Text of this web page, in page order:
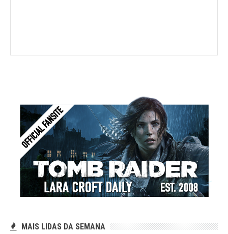
MAIS LIDAS DA SEMANA